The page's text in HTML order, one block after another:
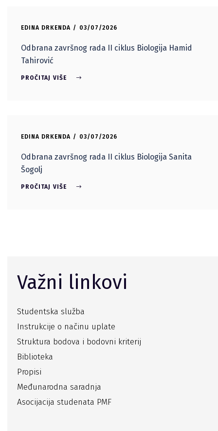
EDINA DRKENDA 03/07/2026
Odbrana završnog rada II ciklus Biologija Hamid
Tahirović
PROČITAJ VIŠE
EDINA DRKENDA 03/07/2026
Odbrana završnog rada II ciklus Biologija Sanita
Šogolj
PROČITAJ VIŠE
Važni linkovi
Studentska služba
Instrukcije o načinu uplate
Struktura bodova i bodovni kriterij
Biblioteka
Propisi
Međunarodna saradnja
Asocijacija studenata PMF